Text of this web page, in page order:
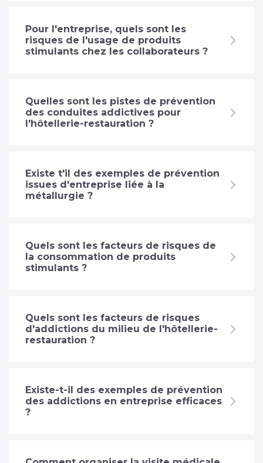
Pour l'entreprise, quels sont les
risques de l'usage de produits
stimulants chez les collaborateurs ?
Quelles sont les pistes de prévention
des conduites addictives pour
l'hôtellerie-restauration ?
Existe t'il des exemples de prévention
issues d'entreprise liée à la
métallurgie ?
Quels sont les facteurs de risques de
la consommation de produits
stimulants ?
Quels sont les facteurs de risques
d'addictions du milieu de l'hôtellerie-
restauration ?
Existe-t-il des exemples de prévention
des addictions en entreprise efficaces
?